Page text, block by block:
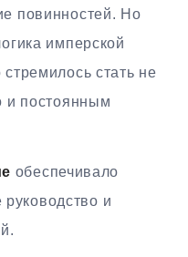
повинностей. Но
имперской
стать не
и постоянным
обеспечивало
и